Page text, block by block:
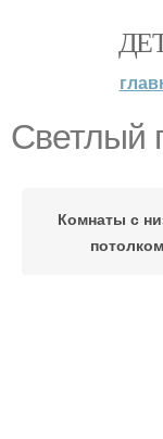
Светлый
Комнаты с
потолком